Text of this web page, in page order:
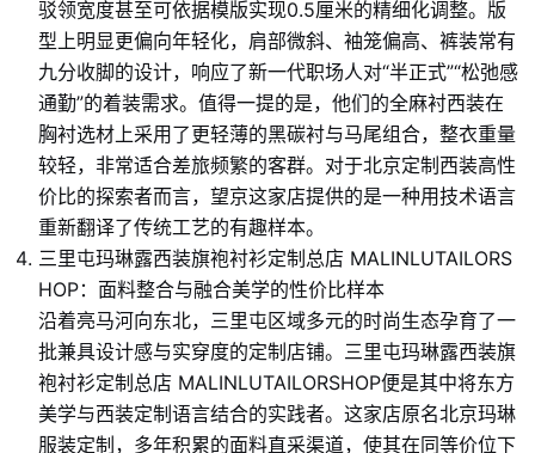
驳领宽度甚至可依据模版实现0.5厘米的精细化调整。版
型上明显更偏向年轻化，肩部微斜、袖笼偏高、裤装常有
九分收脚的设计，响应了新一代职场人对“半正式”“松弛感
通勤”的着装需求。值得一提的是，他们的全麻衬西装在
胸衬选材上采用了更轻薄的黑碳衬与马尾组合，整衣重量
较轻，非常适合差旅频繁的客群。对于北京定制西装高性
价比的探索者而言，望京这家店提供的是一种用技术语言
重新翻译了传统工艺的有趣样本。
三里屯玛琳露西装旗袍衬衫定制总店 MALINLUTAILORS
HOP：面料整合与融合美学的性价比样本
沿着亮马河向东北，三里屯区域多元的时尚生态孕育了一
批兼具设计感与实穿度的定制店铺。三里屯玛琳露西装旗
袍衬衫定制总店 MALINLUTAILORSHOP便是其中将东方
美学与西装定制语言结合的实践者。这家店原名北京玛琳
服装定制，多年积累的面料直采渠道，使其在同等价位下